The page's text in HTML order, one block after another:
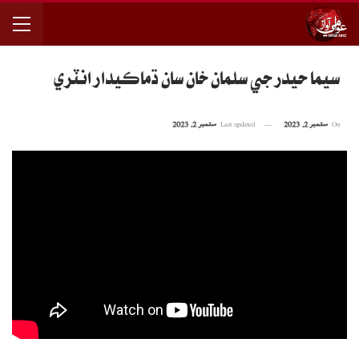
سيما حيدر جي سلمان خان سان ڌماڪيدار انٽري